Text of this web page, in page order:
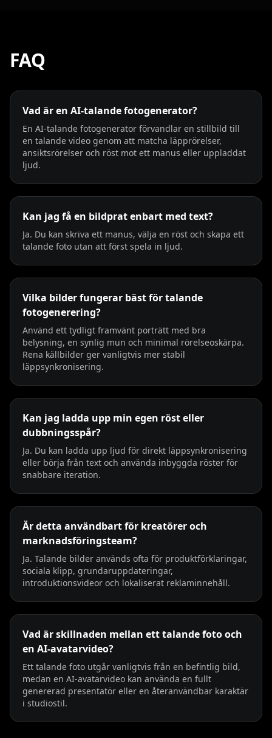
FAQ
Vad är en AI-talande fotogenerator?
En AI-talande fotogenerator förvandlar en stillbild till
en talande video genom att matcha läpprörelser,
ansiktsrörelser och röst mot ett manus eller uppladdat
ljud.
Kan jag få en bildprat enbart med text?
Ja. Du kan skriva ett manus, välja en röst och skapa ett
talande foto utan att först spela in ljud.
Vilka bilder fungerar bäst för talande
fotogenerering?
Använd ett tydligt framvänt porträtt med bra
belysning, en synlig mun och minimal rörelseoskärpa.
Rena källbilder ger vanligtvis mer stabil
läppsynkronisering.
Kan jag ladda upp min egen röst eller
dubbningsspår?
Ja. Du kan ladda upp ljud för direkt läppsynkronisering
eller börja från text och använda inbyggda röster för
snabbare iteration.
Är detta användbart för kreatörer och
marknadsföringsteam?
Ja. Talande bilder används ofta för produktförklaringar,
sociala klipp, grundaruppdateringar,
introduktionsvideor och lokaliserat reklaminnehåll.
Vad är skillnaden mellan ett talande foto och
en AI-avatarvideo?
Ett talande foto utgår vanligtvis från en befintlig bild,
medan en AI-avatarvideo kan använda en fullt
genererad presentatör eller en återanvändbar karaktär
i studiostil.